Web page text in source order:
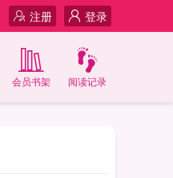
登录
注册
阅读记录
会员书架